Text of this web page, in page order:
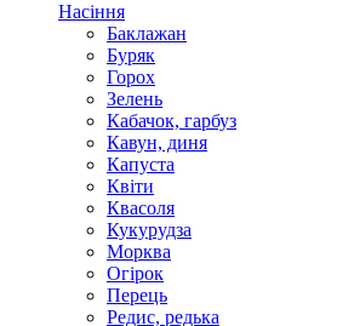
Насіння
Баклажан
Буряк
Горох
Зелень
Кабачок, гарбуз
Кавун, диня
Капуста
Квіти
Квасоля
Кукурудза
Морква
Огірок
Перець
Редис, редька